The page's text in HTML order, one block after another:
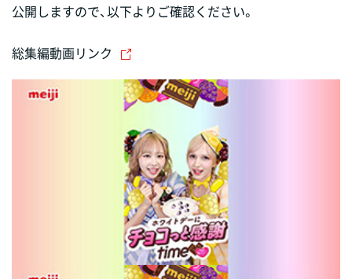
公開しますので、以下よりご確認ください。
総集編動画リンク